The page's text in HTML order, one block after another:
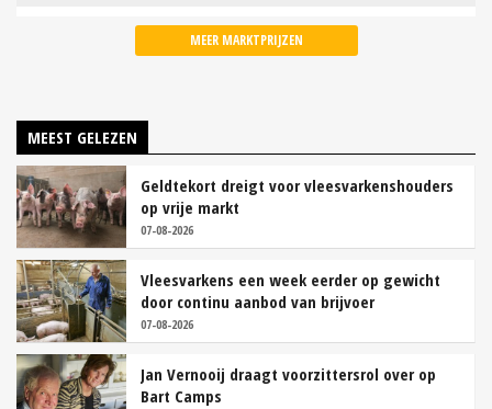
MEER MARKTPRIJZEN
MEEST GELEZEN
Geldtekort dreigt voor vleesvarkenshouders
op vrije markt
07-08-2026
Vleesvarkens een week eerder op gewicht
door continu aanbod van brijvoer
07-08-2026
Jan Vernooij draagt voorzittersrol over op
Bart Camps